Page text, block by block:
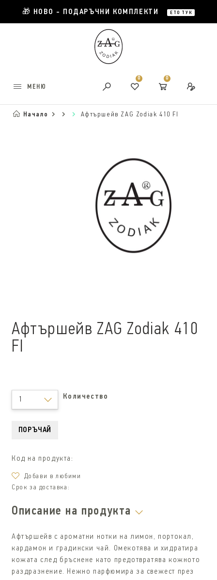
🎁 НОВО - ПОДАРЪЧНИ КОМПЛЕКТИ ЕТО ТУК
МЕНЮ
0 0
Начало Афтършейв ZAG Zodiak 410 FI
Афтършейв ZAG Zodiak 410
FI
1 Количество
ПОРЪЧАЙ
Код на продукта:
Дoбави в любими
Срок за доставка:
Описание на продукта
Афтършейв с ароматни нотки на лимон, портокал,
кардамон и градински чай. Омекотява и хидратира
кожата след бръснене като предотвратява кожното
раздразнение. Нежно парфюмира за свежест през